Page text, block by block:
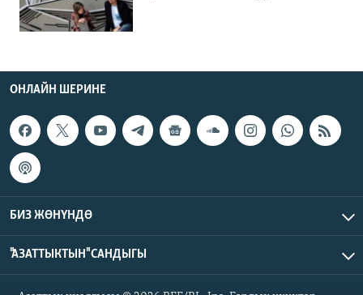
ОНЛАЙН ШЕРИНЕ
БИЗ ЖӨНҮНДӨ
"АЗАТТЫКТЫН" САНДЫГЫ